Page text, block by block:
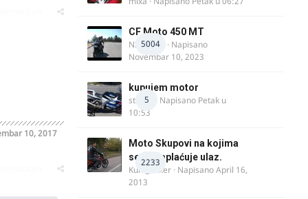
10, 2017
5004
CF Moto 450 MT
NIKOLA 1
· Napisano
Novembar 10, 2023
5
kupujem motor
strugo · Napisano Petak u
10:53
2233
Moto Skupovi na kojima
se ne naplaćuje ulaz.
Kum_Mixer · NapisanoApril 16,
2013